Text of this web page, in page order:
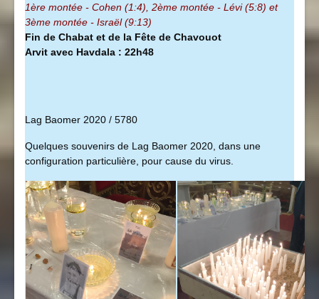
1ère montée - Cohen (1:4), 2ème montée - Lévi (5:8) et
3ème montée - Israël (9:13)
Fin de Chabat et de la Fête de Chavouot
Arvit avec Havdala : 22h48
Lag Baomer 2020 / 5780
Quelques souvenirs de Lag Baomer 2020, dans une
configuration particulière, pour cause du virus.